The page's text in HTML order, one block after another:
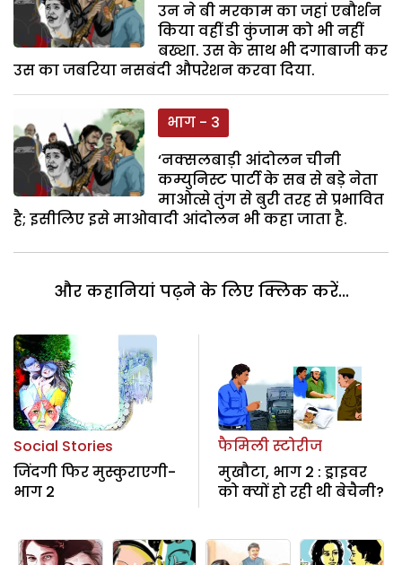
उन ने बी मरकाम का जहां एबौर्शन
किया वहीं डी कुंजाम को भी नहीं
बख्शा. उस के साथ भी दगाबाजी कर
उस का जबरिया नसबंदी औपरेशन करवा दिया.
भाग - 3
‘नक्सलबाड़ी आंदोलन चीनी
कम्युनिस्ट पार्टी के सब से बड़े नेता
माओत्से तुंग से बुरी तरह से प्रभावित
है; इसीलिए इसे माओवादी आंदोलन भी कहा जाता है.
और कहानियां पढ़ने के लिए क्लिक करें...
Social Stories
जिंदगी फिर मुस्कुराएगी-
भाग 2
फैमिली स्टोरीज
मुखौटा, भाग 2 : ड्राइवर
को क्यों हो रही थी बेचैनी?